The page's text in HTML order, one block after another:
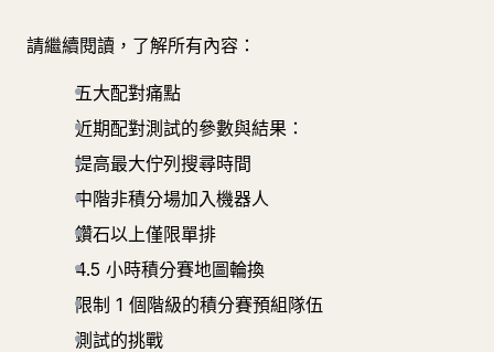
請繼續閱讀，了解所有內容：
五大配對痛點
近期配對測試的參數與結果：
提高最大佇列搜尋時間
中階非積分場加入機器人
鑽石以上僅限單排
4.5 小時積分賽地圖輪換
限制 1 個階級的積分賽預組隊伍
測試的挑戰